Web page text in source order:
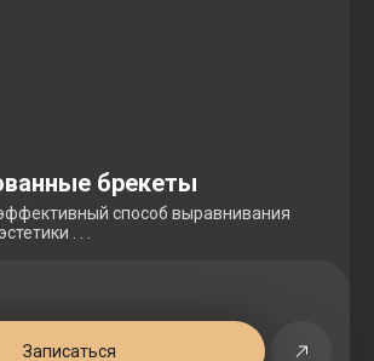
брекеты
способ выравнивания
. . .
Записаться